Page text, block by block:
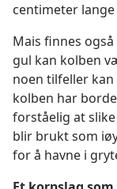
centimeter
Mais finnes
gul kan kolben
noen tilfeller
kolben har
forståelig at
blir brukt som
for å havne i